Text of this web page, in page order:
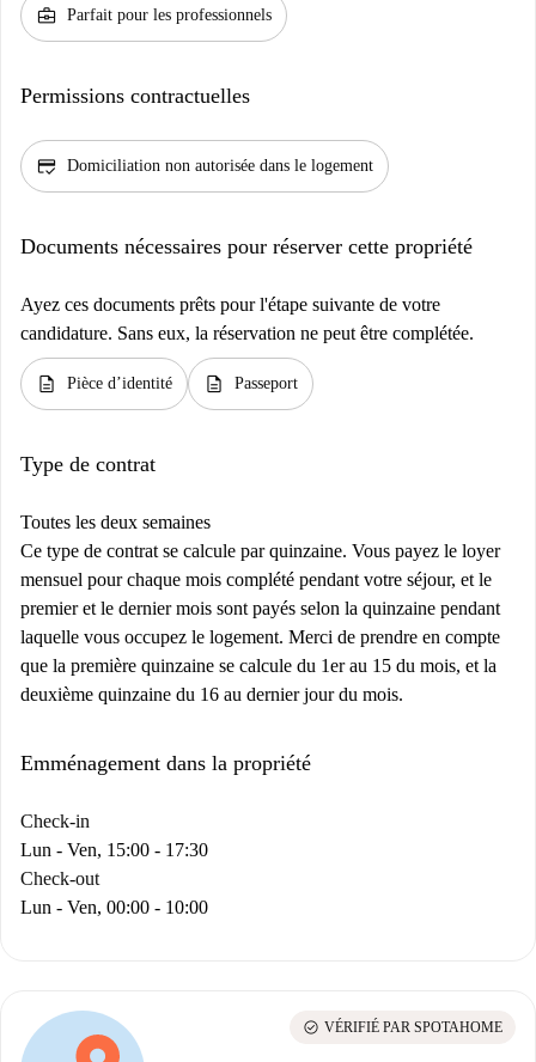
business_center Parfait pour les professionnels
Permissions contractuelles
credit_score Domiciliation non autorisée dans le logement
Documents nécessaires pour réserver cette propriété
Ayez ces documents prêts pour l'étape suivante de votre
candidature. Sans eux, la réservation ne peut être complétée.
description Pièce d’identité description Passeport
Type de contrat
Toutes les deux semaines
Ce type de contrat se calcule par quinzaine. Vous payez le loyer
mensuel pour chaque mois complété pendant votre séjour, et le
premier et le dernier mois sont payés selon la quinzaine pendant
laquelle vous occupez le logement. Merci de prendre en compte
que la première quinzaine se calcule du 1er au 15 du mois, et la
deuxième quinzaine du 16 au dernier jour du mois.
Emménagement dans la propriété
Check-in
Lun - Ven, 15:00 - 17:30
Check-out
Lun - Ven, 00:00 - 10:00
check_circle VÉRIFIÉ PAR SPOTAHOME